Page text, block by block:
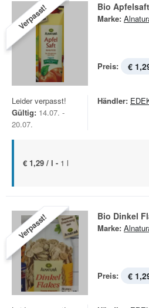
Verpasst! Bio Apfelsaft
Marke:
Preis: €
Leider verpasst!
Gültig: 14.07. -
20.07.
Händler:
€ 1,29 / l - 1 l
Verpasst! Bio Dinkel
Marke:
Preis: €